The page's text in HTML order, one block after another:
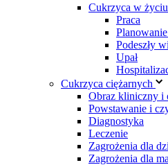
Cukrzyca w
Praca
Podeszły
Upał
Cukrzyca ciężarnych
Obraz kliniczny i
Powstawanie i
Diagnostyka
Leczenie
Zagrożenia dla
Zagrożenia dla